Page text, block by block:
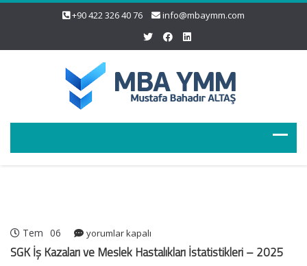
+90 422 326 40 76 info@mbaymm.com
Tem 06
SGK
İş
yorumlar kapalı
SGK İş Kazaları ve Meslek Hastalıkları İstatistikleri – 2025